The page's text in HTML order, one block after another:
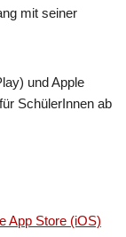
mit seiner
und Apple
SchülerInnen ab
App Store (iOS)